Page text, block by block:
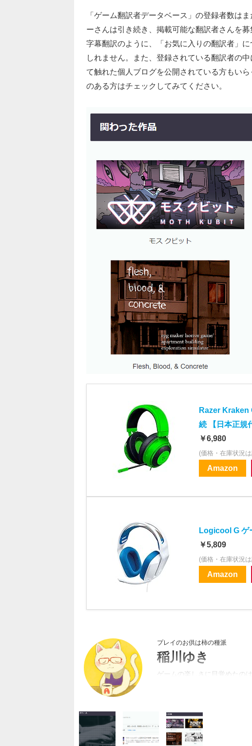
「ゲーム翻訳者データベース」の登録者数は
ーさんは引き続き、掲載可能な翻訳者さんを
字幕翻訳のように、「お気に入りの翻訳者」
しれません。また、登録されている翻訳者の
て触れた個人ブログを公開されている方もい
のある方はチェックしてみてください。
Razer Kraken
続 【日本正規
￥6,980
(価格・在庫状況
Amazon
Logicool G ゲ
￥5,809
(価格・在庫状況
Amazon
プレイのお供は柿の種派
稲川ゆき
ゲームの楽しさに目覚めたの
も育て上げるシミュレーショ